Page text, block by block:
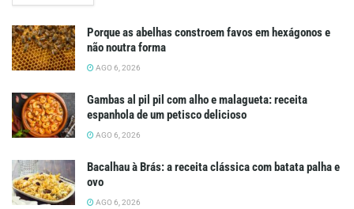
Porque as abelhas constroem favos em hexágonos e
não noutra forma
AGO 6, 2026
Gambas al pil pil com alho e malagueta: receita
espanhola de um petisco delicioso
AGO 6, 2026
Bacalhau à Brás: a receita clássica com batata palha e
ovo
AGO 6, 2026